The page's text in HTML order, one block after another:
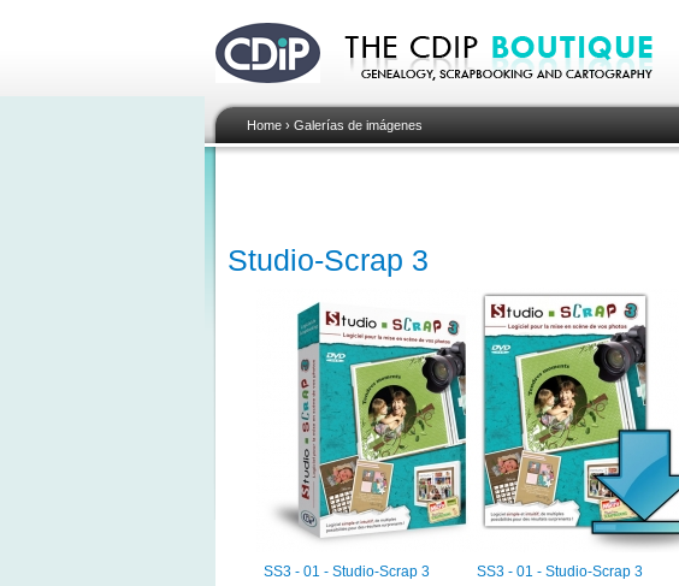
Home› Galerías de imágenes
Studio-Scrap 3
SS3 - 01 - Studio-Scrap 3
SS3 - 01 - Studio-Scrap 3